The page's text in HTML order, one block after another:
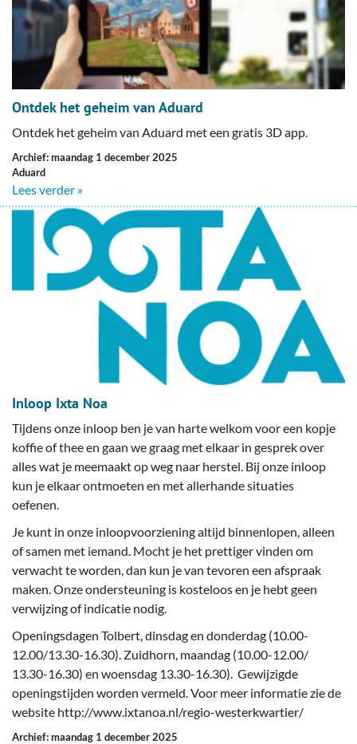
Ontdek het geheim van Aduard
Ontdek het geheim van Aduard met een gratis 3D app.
Archief: maandag 1 december 2025
Aduard
Lees verder »
Inloop Ixta Noa
Tijdens onze inloop ben je van harte welkom voor een kopje
koffie of thee en gaan we graag met elkaar in gesprek over
alles wat je meemaakt op weg naar herstel. Bij onze inloop
kun je elkaar ontmoeten en met allerhande situaties
oefenen.
Je kunt in onze inloopvoorziening altijd binnenlopen, alleen
of samen met iemand. Mocht je het prettiger vinden om
verwacht te worden, dan kun je van tevoren een afspraak
maken. Onze ondersteuning is kosteloos en je hebt geen
verwijzing of indicatie nodig.
Openingsdagen Tolbert, dinsdag en donderdag (10.00-
12.00/13.30-16.30). Zuidhorn, maandag (10.00-12.00/
13.30-16.30) en woensdag 13.30-16.30). Gewijzigde
openingstijden worden vermeld. Voor meer informatie zie de
website http://www.ixtanoa.nl/regio-westerkwartier/
Archief: maandag 1 december 2025